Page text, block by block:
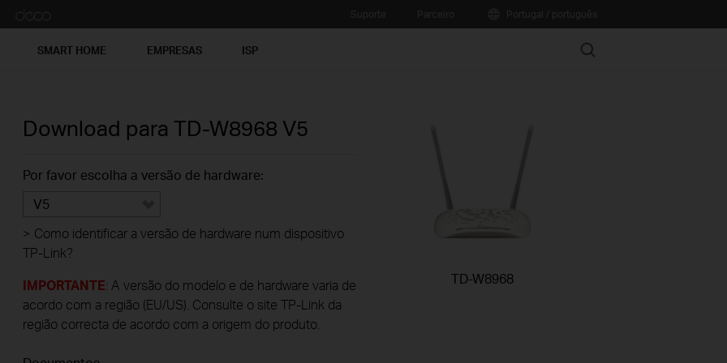
SMART HOME EMPRESAS ISP Search
Download para TD-W8968 V5
Por favor escolha a versão de hardware:
V5
> Como identificar a versão de hardware num dispositivo
TP-Link?
IMPORTANTE: A versão do modelo e de hardware varia de
acordo com a região (EU/US). Consulte o site TP-Link da
região correcta de acordo com a origem do produto.
TD-W8968